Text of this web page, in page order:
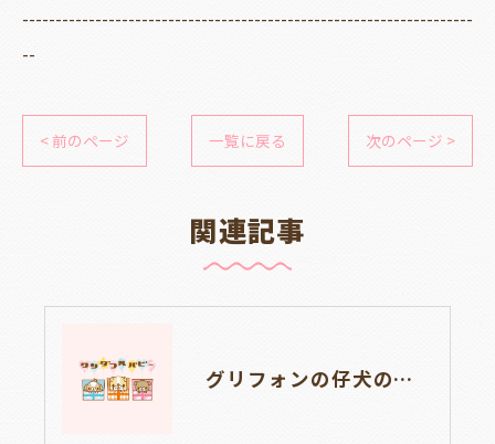
--------------------------------------------------------------------
--
< 前のページ 一覧に戻る 次のページ >
関連記事
グリフォンの仔犬の見学が出来ます❤岐阜県養老町のブリーダー「ワンダフルパピー」です。